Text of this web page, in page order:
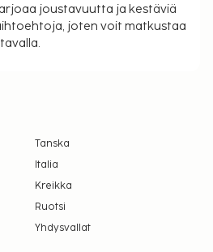
maksaa käteisettömillä
ja kontaktiton
joustavuutta ja kestäviä
joten voit matkustaa
Tanska
Italia
Kreikka
Ruotsi
Yhdysvallat